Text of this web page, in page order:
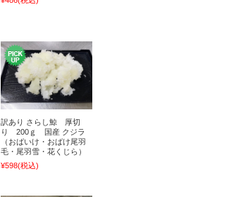
訳あり さらし鯨 厚切
り 200ｇ 国産 クジラ
（おばいけ・おばけ尾羽
毛・尾羽雪・花くじら）
¥598(税込)